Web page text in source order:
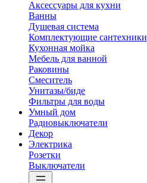
Аксессуары для кухни
Ванны
Душевая система
Комплектующие сантехники
Кухонная мойка
Мебель для ванной
Раковины
Смеситель
Унитазы/биде
Фильтры для воды
Умный дом
Радиовыключатели
Декор
Электрика
Розетки
Выключатели